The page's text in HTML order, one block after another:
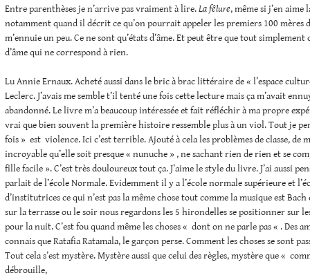
Entre parenthèses je n’arrive pas vraiment à lire.La fêlure, même si j’en
notamment quand il décrit ce qu’on pourrait appeler les premiers 100 mères
m’ennuie un peu. Ce ne sont qu’états d’âme. Et peut être que tout simplement
d’âme qui ne correspond à rien.
Lu Annie Ernaux. Acheté aussi dans le bric à brac littéraire de « l’espace
Leclerc. J’avais me semble t’il tenté une fois cette lecture mais ça m’avait
abandonné. Le livre m’a beaucoup intéressée et fait réfléchir à ma propre
vrai que bien souvent la première histoire ressemble plus à un viol. Tout je
fois » est violence. Ici c’est terrible. Ajouté à cela les problèmes de classe, de
incroyable qu’elle soit presque « nunuche » , ne sachant rien de rien et se
fille facile ». C’est très douloureux tout ça. J’aime le style du livre. J’ai aussi
parlait de l’école Normale. Evidemment il y a l’école normale supérieure et
d’institutrices ce qui n’est pas la même chose tout comme la musique est
sur la terrasse ou le soir nous regardons les 5 hirondelles se positionner sur
pour la nuit. C’est fou quand même les choses « dont on ne parle pas « . Des
connais que Ratafia Ratamala, le garçon perse. Comment les choses se sont
Tout cela s’est mystère. Mystère aussi que celui des règles, mystère que «
débrouille,